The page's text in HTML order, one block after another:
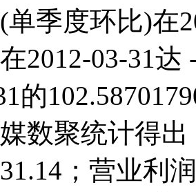
季度环比)在
2012-03-31达
的
数聚统计得
；营业利